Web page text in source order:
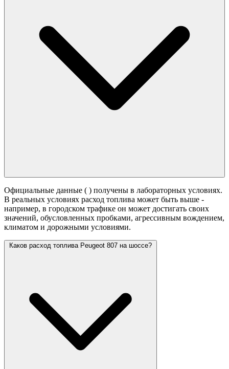
Официальные данные ( ) получены в лабораторных условиях.
В реальных условиях расход топлива может быть выше -
например, в городском трафике он может достигать своих
значений, обусловленных пробками, агрессивным вождением,
климатом и дорожными условиями.
Каков расход топлива Peugeot 807 на шоссе?